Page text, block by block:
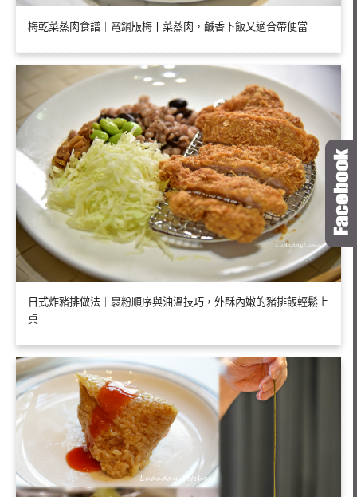
梅乾菜蒸肉食譜｜電鍋版梅干菜蒸肉，鹹香下飯又適合帶便當
日式炸豬排做法｜裹粉順序與油溫技巧，外酥內嫩的豬排飯輕鬆上
桌